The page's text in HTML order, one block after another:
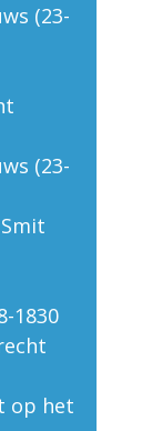
(23-
(23-
1830
op het